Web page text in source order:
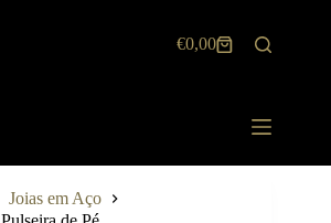
Carrinho
€0,00
Joias em Aço